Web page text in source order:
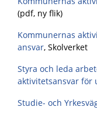
(pdf, ny flik)
Kommunernas
ansvar, Skolverket
Styra och leda
aktivitetsansvar för
Studie- och